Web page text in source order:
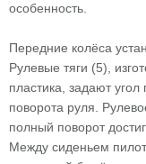
особенность.
Передние колёса
Рулевые тяги (5),
пластика, задают угол
поворота руля.
полный поворот
Между сиденьем